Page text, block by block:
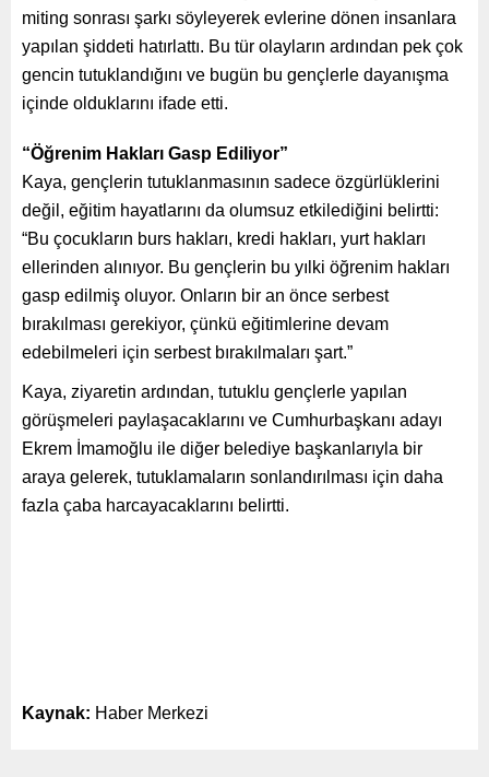
miting sonrası şarkı söyleyerek evlerine dönen insanlara
yapılan şiddeti hatırlattı. Bu tür olayların ardından pek çok
gencin tutuklandığını ve bugün bu gençlerle dayanışma
içinde olduklarını ifade etti.
“Öğrenim Hakları Gasp Ediliyor”
Kaya, gençlerin tutuklanmasının sadece özgürlüklerini
değil, eğitim hayatlarını da olumsuz etkilediğini belirtti:
“Bu çocukların burs hakları, kredi hakları, yurt hakları
ellerinden alınıyor. Bu gençlerin bu yılki öğrenim hakları
gasp edilmiş oluyor. Onların bir an önce serbest
bırakılması gerekiyor, çünkü eğitimlerine devam
edebilmeleri için serbest bırakılmaları şart.”
Kaya, ziyaretin ardından, tutuklu gençlerle yapılan
görüşmeleri paylaşacaklarını ve Cumhurbaşkanı adayı
Ekrem İmamoğlu ile diğer belediye başkanlarıyla bir
araya gelerek, tutuklamaların sonlandırılması için daha
fazla çaba harcayacaklarını belirtti.
Kaynak: Haber Merkezi